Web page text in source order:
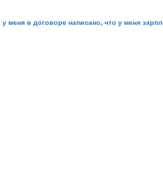
меня в договоре написано, что у меня